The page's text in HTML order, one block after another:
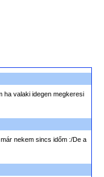
ha valaki idegen megkeresi
nekem sincs időm :/De a